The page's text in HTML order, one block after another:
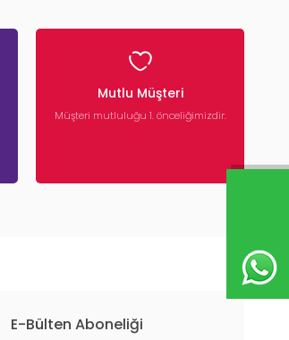
Mutlu Müşteri
Müşteri mutluluğu 1. önceliğimizdir.
E-Bülten Aboneliği